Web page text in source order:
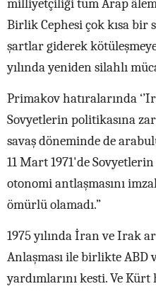
milliyetçiliği tüm Arap
Birlik Cephesi çok kısa bir
şartlar giderek
yılında yeniden silahlı
Primakov hatıralarında
Sovyetlerin politikasına
savaş döneminde de
11 Mart 1971'de
otonomi antlaşmasını
ömürlü olamadı.”
1975 yılında İran ve Irak
Anlaşması ile birlikte
yardımlarını kesti. Ve